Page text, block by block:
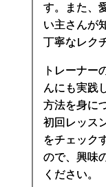
す。また、
い主さんが
丁寧なレク
トレーナー
んにも実践
方法を身に
初回レッス
をチェック
ので、興味
ください。